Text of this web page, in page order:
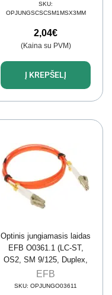
G657A1, 9/125µm, LSZH)
SKU:
OPJUNGSCSCSM1MSX3MM
2,04€
(Kaina su PVM)
Į KREPŠELĮ
Optinis jungiamasis laidas
EFB O0361.1 (LC-ST,
OS2, SM 9/125, Duplex,
LSZH, 1 m)
EFB
SKU: OPJUNGO03611